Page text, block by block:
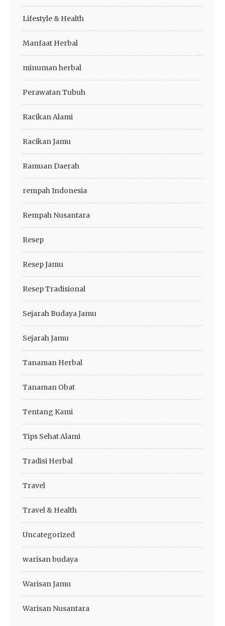
Lifestyle & Health
Manfaat Herbal
minuman herbal
Perawatan Tubuh
Racikan Alami
Racikan Jamu
Ramuan Daerah
rempah Indonesia
Rempah Nusantara
Resep
Resep Jamu
Resep Tradisional
Sejarah Budaya Jamu
Sejarah Jamu
Tanaman Herbal
Tanaman Obat
Tentang Kami
Tips Sehat Alami
Tradisi Herbal
Travel
Travel & Health
Uncategorized
warisan budaya
Warisan Jamu
Warisan Nusantara